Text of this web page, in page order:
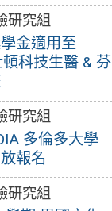
研究組
金適用至
科技生醫 & 芬
研究組
多倫多大學
報名
研究組